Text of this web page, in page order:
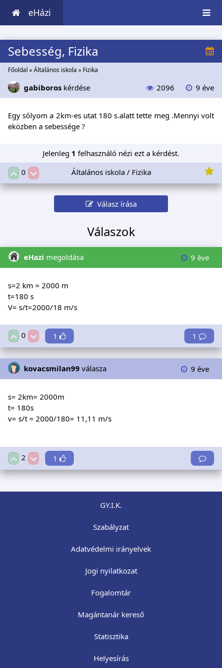
eHázi
Sebesség, Fizika
Főoldal »Általános iskola » Fizika
gabiboros kérdése 2096 9 éve
Egy sólyom a 2km-es utat 180 s.alatt tette meg .Mennyi volt
eközben a sebessége ?
Jelenleg 1 felhasználó nézi ezt a kérdést.
0
Általános iskola / Fizika
Válasz írása
Válaszok
eHazi megoldása 9 éve
s=2 km = 2000 m
t=180 s
V= s/t=2000/18 m/s
0 1 1
kovacsmilan99 válasza 9 éve
s= 2km= 2000m
t= 180s
v= s/t = 2000/180= 11,11 m/s
2 1
GY.I.K.
Szabályzat
Adatvédelmi irányelvek
Jogi nyilatkozat
Fogalomtár
Magántanár kereső
Statisztika
Helyesírás